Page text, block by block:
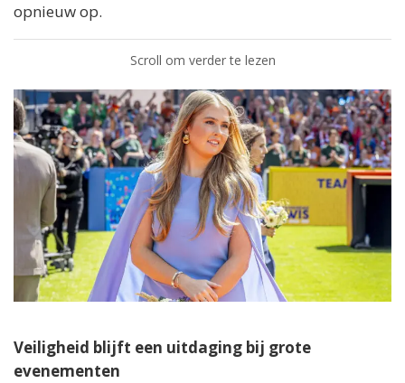
opnieuw op.
Scroll om verder te lezen
Veiligheid blijft een uitdaging bij grote
evenementen